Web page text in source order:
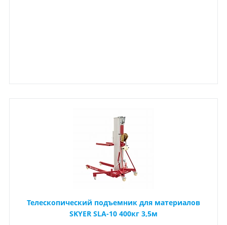
Телескопический подъемник для материалов
SKYER SLA-10 400кг 3,5м